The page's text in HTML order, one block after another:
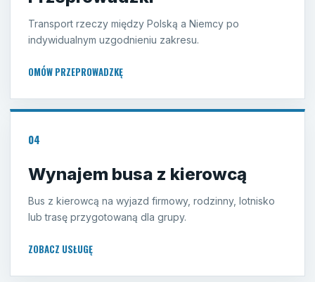
Transport rzeczy między Polską a Niemcy po
indywidualnym uzgodnieniu zakresu.
OMÓW PRZEPROWADZKĘ
04
Wynajem busa z kierowcą
Bus z kierowcą na wyjazd firmowy, rodzinny, lotnisko
lub trasę przygotowaną dla grupy.
ZOBACZ USŁUGĘ